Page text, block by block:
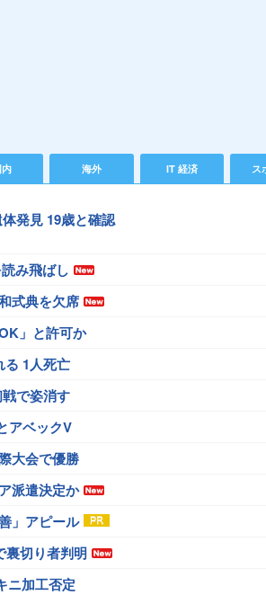
内 海外 IT 経済 ス
発見 19歳と確認
み飛ばし
式典を欠席
」と許可か
る 1人死亡
で姿消す
アベックV
大会で優勝
派遣決定か
」アピール
裏切り者判明
ニ加工否定